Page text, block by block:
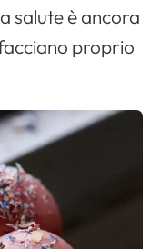
salute è ancora
proprio